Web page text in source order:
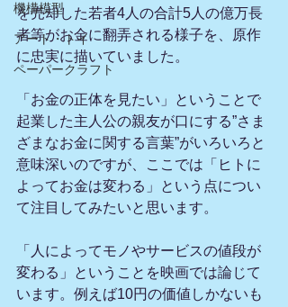
機構模型
アート・トイ
ペーパークラフト
を売却した若者4人の合計5人の億万長
者等がお金に翻弄される様子を、原作
に忠実に描いていました。
「お金の正体を見たい」ということで
起業した主人公の親友が口にする”さま
ざまなお金に関する言葉”がいろいろと
意味深いのですが、ここでは「ヒトに
よってお金は変わる」という点につい
て注目してみたいと思います。
「人によってモノやサービスの値段が
変わる」ということを映画では論じて
います。例えば10円の価値しかないも